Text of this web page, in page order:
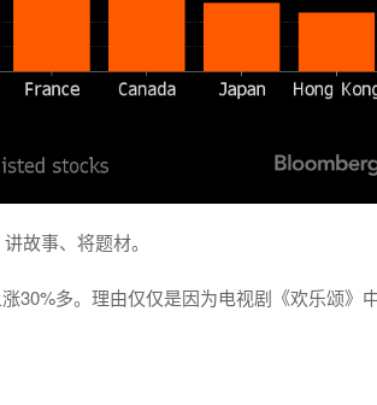
故事、将题材。
30%多。理由仅仅是因为电视剧《欢乐颂》